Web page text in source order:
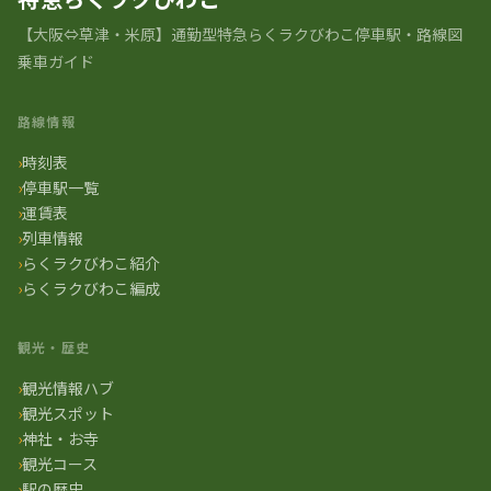
【大阪⇔草津・米原】通勤型特急らくラクびわこ停車駅・路線図
乗車ガイド
路線情報
時刻表
停車駅一覧
運賃表
列車情報
らくラクびわこ紹介
らくラクびわこ編成
観光・歴史
観光情報ハブ
観光スポット
神社・お寺
観光コース